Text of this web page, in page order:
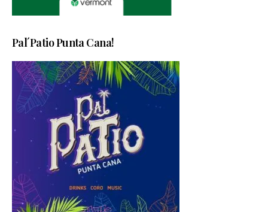
Pal´Patio Punta Cana!